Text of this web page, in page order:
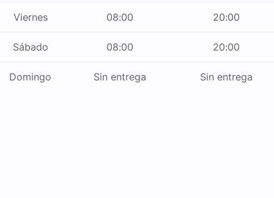
Viernes 08:00 20:00
Sábado 08:00 20:00
Domingo Sin entrega Sin entrega